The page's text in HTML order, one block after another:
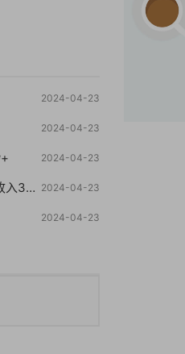
2024-04-23
2024-04-23
2024-04-23
2024-04-23
操法
2024-04-23